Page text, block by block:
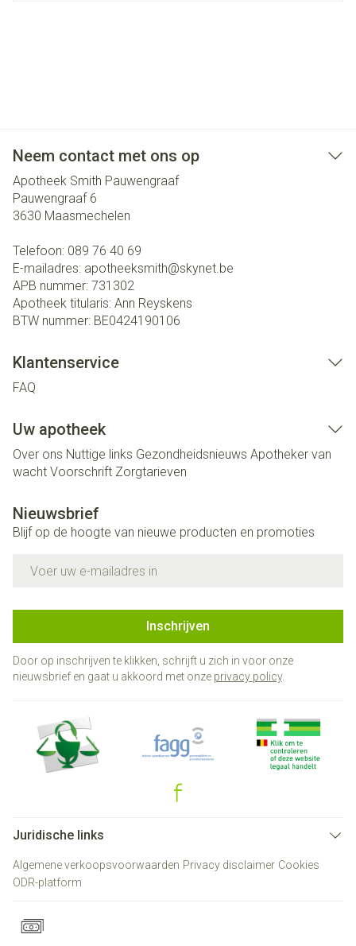
Neem contact met ons op
Apotheek Smith Pauwengraaf
Pauwengraaf 6
3630 Maasmechelen
Telefoon: 089 76 40 69
E-mailadres: apotheeksmith@skynet.be
APB nummer: 731302
Apotheek titularis: Ann Reyskens
BTW nummer: BE0424190106
Klantenservice
FAQ
Uw apotheek
Over ons Nuttige links Gezondheidsnieuws Apotheker van
wacht Voorschrift Zorgtarieven
Nieuwsbrief
Blijf op de hoogte van nieuwe producten en promoties
Inschrijven
Door op inschrijven te klikken, schrijft u zich in voor onze
nieuwsbrief en gaat u akkoord met onze privacy policy.
Juridische links
Algemene verkoopsvoorwaarden Privacy disclaimer Cookies
ODR-platform